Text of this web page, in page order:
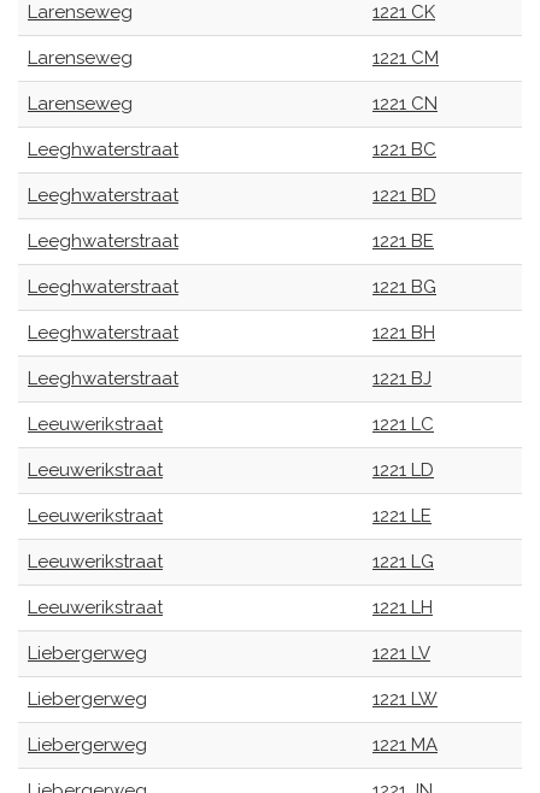
Larenseweg 1221 CK
Larenseweg 1221 CM
Larenseweg 1221 CN
Leeghwaterstraat 1221 BC
Leeghwaterstraat 1221 BD
Leeghwaterstraat 1221 BE
Leeghwaterstraat 1221 BG
Leeghwaterstraat 1221 BH
Leeghwaterstraat 1221 BJ
Leeuwerikstraat 1221 LC
Leeuwerikstraat 1221 LD
Leeuwerikstraat 1221 LE
Leeuwerikstraat 1221 LG
Leeuwerikstraat 1221 LH
Liebergerweg 1221 LV
Liebergerweg 1221 LW
Liebergerweg 1221 MA